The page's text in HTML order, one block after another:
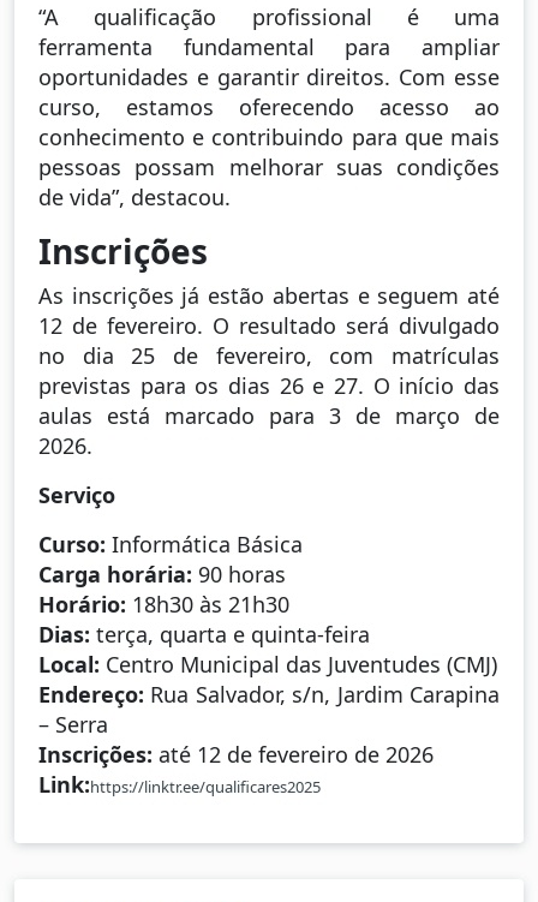
“A qualificação profissional é uma
ferramenta fundamental para ampliar
oportunidades e garantir direitos. Com esse
curso, estamos oferecendo acesso ao
conhecimento e contribuindo para que mais
pessoas possam melhorar suas condições
de vida”, destacou.
Inscrições
As inscrições já estão abertas e seguem até
12 de fevereiro. O resultado será divulgado
no dia 25 de fevereiro, com matrículas
previstas para os dias 26 e 27. O início das
aulas está marcado para 3 de março de
2026.
Serviço
Curso: Informática Básica
Carga horária: 90 horas
Horário: 18h30 às 21h30
Dias: terça, quarta e quinta-feira
Local: Centro Municipal das Juventudes (CMJ)
Endereço: Rua Salvador, s/n, Jardim Carapina
– Serra
Inscrições: até 12 de fevereiro de 2026
Link:https://linktr.ee/qualificares2025